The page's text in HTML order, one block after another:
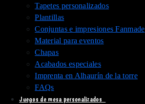
Tapetes personalizados
Plantillas
Conjuntas e impresiones Fanmade
Material para eventos
Chapas
Acabados especiales
Imprenta en Alhaurín de la torre
FAQs
Juegos de mesa personalizados